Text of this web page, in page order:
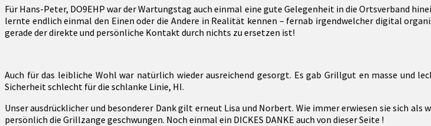
Für Hans-Peter, DO9EHP war der Wartungstag auch einmal eine gute Gelegenheit in die Ortsverband
lernte endlich einmal den Einen oder die Andere in Realität kennen – fernab irgendwelcher digital
gerade der direkte und persönliche Kontakt durch nichts zu ersetzen ist!
Auch für das leibliche Wohl war natürlich wieder ausreichend gesorgt. Es gab Grillgut en masse und
Sicherheit schlecht für die schlanke Linie, HI.
Unser ausdrücklicher und besonderer Dank gilt erneut Lisa und Norbert. Wie immer erwiesen sie sich
persönlich die Grillzange geschwungen. Noch einmal ein DICKES DANKE auch von dieser Seite !